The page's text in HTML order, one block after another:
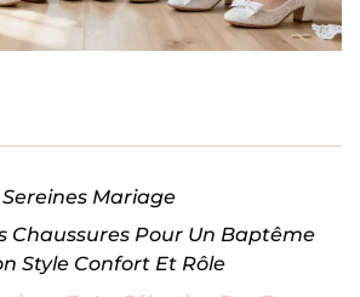
Mariage
Chaussures Pour Un Baptême
Style Confort Et Rôle